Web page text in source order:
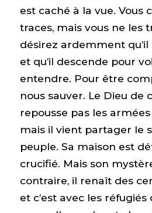
est caché à la vue. Vous
traces, mais vous ne les
désirez ardemment
et qu’il descende pour
entendre. Pour être
nous sauver. Le Dieu de
repousse pas les
mais il vient partager le
peuple. Sa maison est
crucifié. Mais son
contraire, il renaît des
et c’est avec les réfugiés